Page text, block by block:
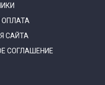
САЙТА
СОГЛАШЕНИЕ